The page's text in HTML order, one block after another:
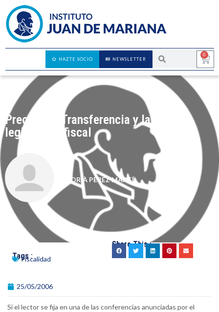
0
NEWSLETTER
HAZTE SOCIO
Precios de Transferencia y la nueva
legislación fiscal
ADRIÀ PÉREZ MARTÍ
Tags :Fiscalidad
Share This :
25/05/2006
Si el lector se fija en una de las conferencias anunciadas por el